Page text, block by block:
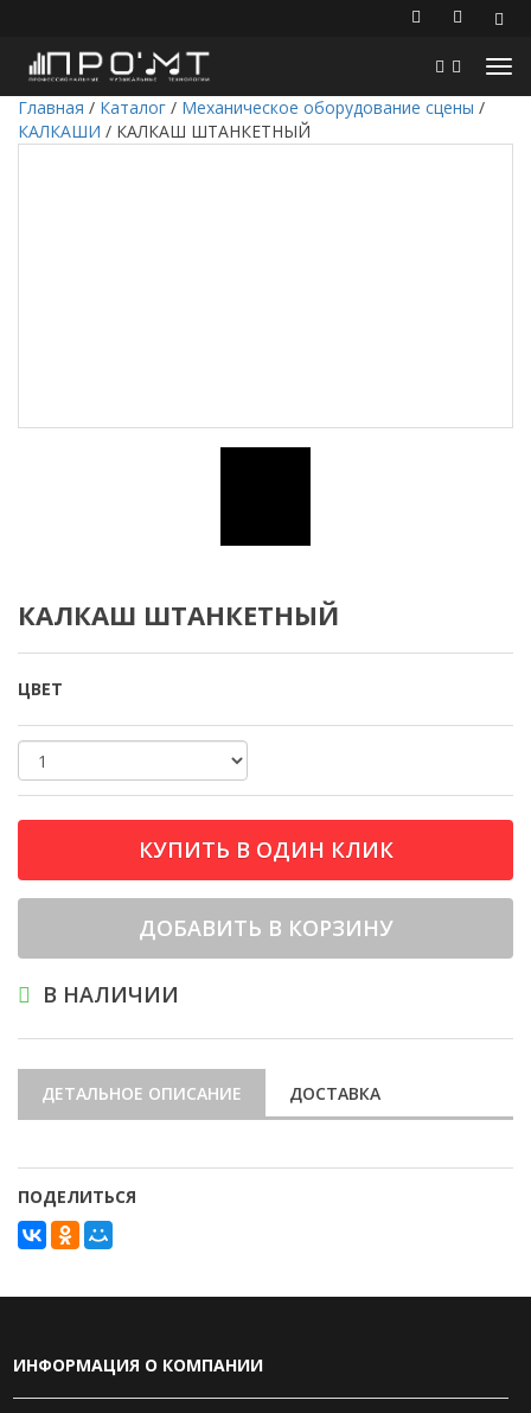
Главная / Каталог / Механическое оборудование сцены /
КАЛКАШИ / КАЛКАШ ШТАНКЕТНЫЙ
КАЛКАШ ШТАНКЕТНЫЙ
ЦВЕТ
КУПИТЬ В ОДИН КЛИК
ДОБАВИТЬ В КОРЗИНУ
В НАЛИЧИИ
ДЕТАЛЬНОЕ ОПИСАНИЕ ДОСТАВКА
ПОДЕЛИТЬСЯ
ИНФОРМАЦИЯ О КОМПАНИИ